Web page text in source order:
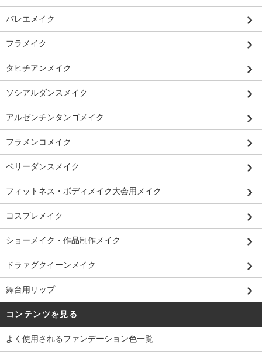
バレエメイク
フラメイク
タヒチアンメイク
ソシアルダンスメイク
アルゼンチンタンゴメイク
フラメンコメイク
ベリーダンスメイク
フィットネス・ボディメイク大会用メイク
コスプレメイク
ショーメイク・作品制作メイク
ドラァグクイーンメイク
舞台用リップ
コンテンツを見る
よく使用されるファンデーション色一覧